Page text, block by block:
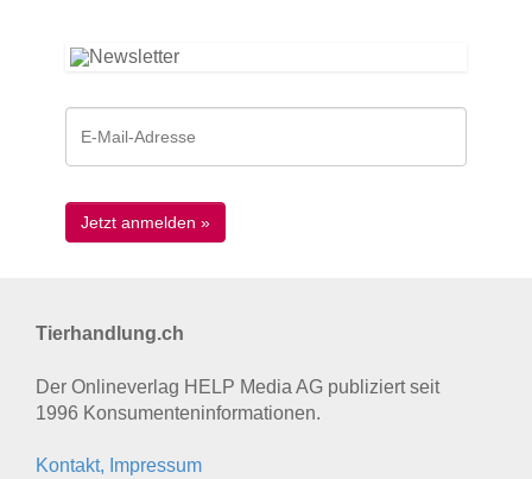
Tierhandlung.ch
Der Onlineverlag HELP Media AG publiziert seit
1996 Konsumenten­informationen.
Kontakt, Impressum